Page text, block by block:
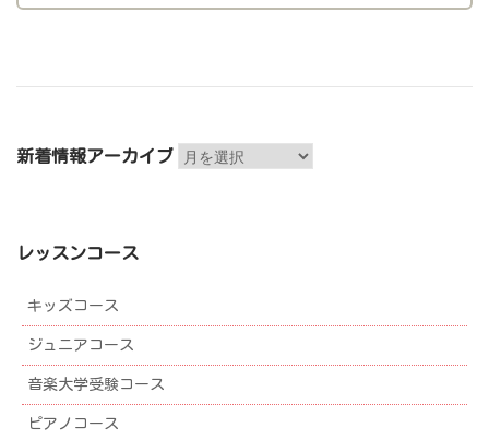
新着情報アーカイブ
新
ブ
レッスンコース
キッズコース
ジュニアコース
音楽大学受験コース
ピアノコース